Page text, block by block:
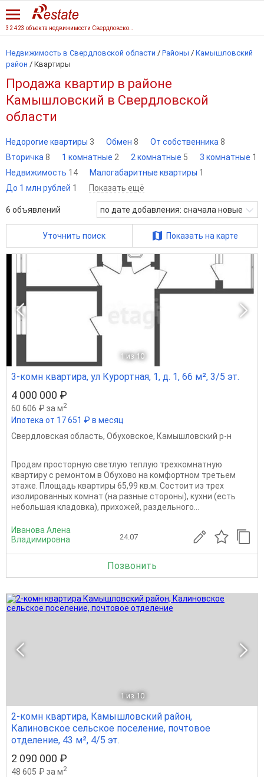
Недвижимость в Свердловской области / Районы / Камышловский
район / Квартиры
Продажа квартир в районе
Камышловский в Свердловской
области
Недорогие квартиры 3 Обмен 8 От собственника 8
Вторичка 8 1 комнатные 2 2 комнатные 5 3 комнатные 1
Недвижимость 14 Малогабаритные квартиры 1
До 1 млн рублей 1 Показать ещё
6 объявлений по дате добавления: сначала новые
Уточнить поиск Показать на карте
1 из 10
3-комн квартира, ул Курортная, 1, д. 1, 66 м², 3/5 эт.
4 000 000 ₽
60 606 ₽ за м2
Ипотека от 17 651 ₽ в месяц
Свердловская область, Обуховское, Камышловский р-н
Продам просторную светлую теплую трехкомнатную
квартиру с ремонтом в Обухово на комфортном третьем
этаже. Площадь квартиры 65,99 кв.м. Состоит из трех
изолированных комнат (на разные стороны), кухни (есть
небольшая кладовка), прихожей, раздельного...
Иванова Алена
Владимировна
24.07
Позвонить
1 из 10
2-комн квартира, Камышловский район,
Калиновское сельское поселение, почтовое
отделение, 43 м², 4/5 эт.
2 090 000 ₽
48 605 ₽ за м2